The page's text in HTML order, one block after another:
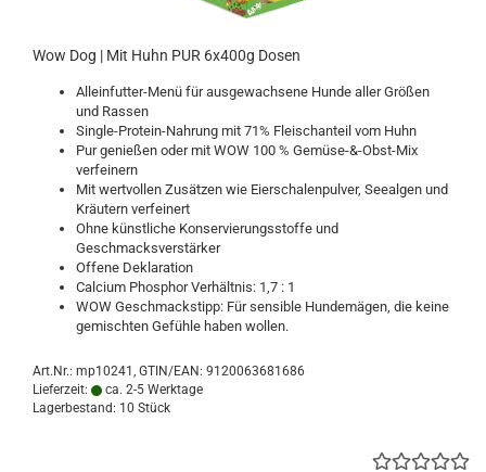
Wow Dog | Mit Huhn PUR 6x400g Dosen
Alleinfutter-Menü für ausgewachsene Hunde aller Größen
und Rassen
Single-Protein-Nahrung mit 71% Fleischanteil vom Huhn
Pur genießen oder mit WOW 100 % Gemüse-&-Obst-Mix
verfeinern
Mit wertvollen Zusätzen wie Eierschalenpulver, Seealgen und
Kräutern verfeinert
Ohne künstliche Konservierungsstoffe und
Geschmacksverstärker
Offene Deklaration
Calcium Phosphor Verhältnis: 1,7 : 1
WOW Geschmackstipp: Für sensible Hundemägen, die keine
gemischten Gefühle haben wollen.
Art.Nr.: mp10241 GTIN/EAN: 9120063681686
Lieferzeit:
ca. 2-5 Werktage
Lagerbestand: 10 Stück